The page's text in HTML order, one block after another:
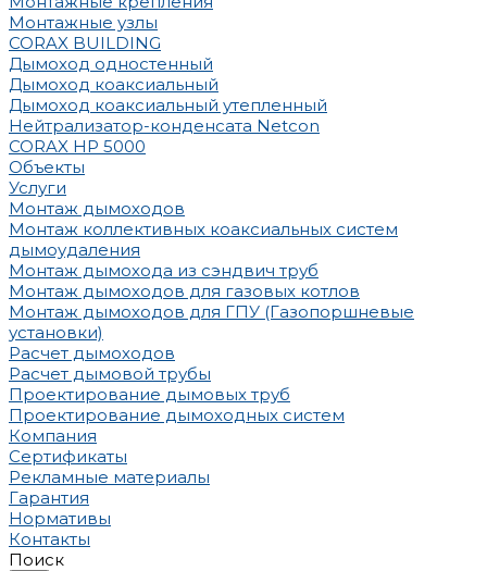
Монтажные узлы
CORAX BUILDING
Дымоход одностенный
Дымоход коаксиальный
Дымоход коаксиальный утепленный
Нейтрализатор-конденсата Netcon
CORAX HP 5000
Объекты
Услуги
Монтаж дымоходов
Монтаж коллективных коаксиальных систем
дымоудаления
Монтаж дымохода из сэндвич труб
Монтаж дымоходов для газовых котлов
Монтаж дымоходов для ГПУ (Газопоршневые
установки)
Расчет дымоходов
Расчет дымовой трубы
Проектирование дымовых труб
Проектирование дымоходных систем
Компания
Сертификаты
Рекламные материалы
Гарантия
Нормативы
Контакты
Поиск